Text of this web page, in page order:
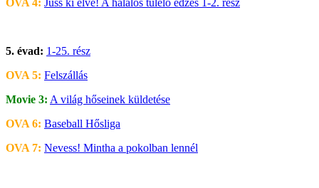
OVA 4: Juss ki élve! A halálos túlélő edzés 1-2. rész
5. évad: 1-25. rész
OVA 5: Felszállás
Movie 3: A világ hőseinek küldetése
OVA 6: Baseball Hősliga
OVA 7: Nevess! Mintha a pokolban lennél